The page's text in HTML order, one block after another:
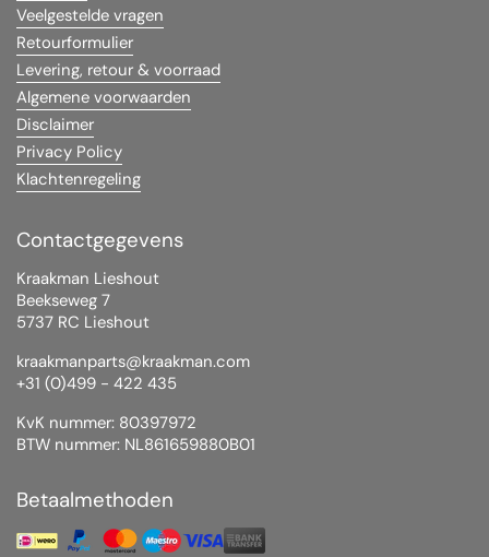
Veelgestelde vragen
Retourformulier
Levering, retour & voorraad
Algemene voorwaarden
Disclaimer
Privacy Policy
Klachtenregeling
Contactgegevens
Kraakman Lieshout
Beekseweg 7
5737 RC Lieshout
kraakmanparts@kraakman.com
+31 (0)499 - 422 435
KvK nummer: 80397972
BTW nummer: NL861659880B01
Betaalmethoden